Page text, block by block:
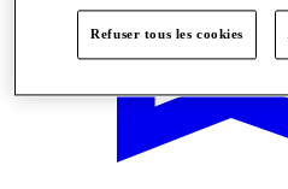
Refuser tous les cookies